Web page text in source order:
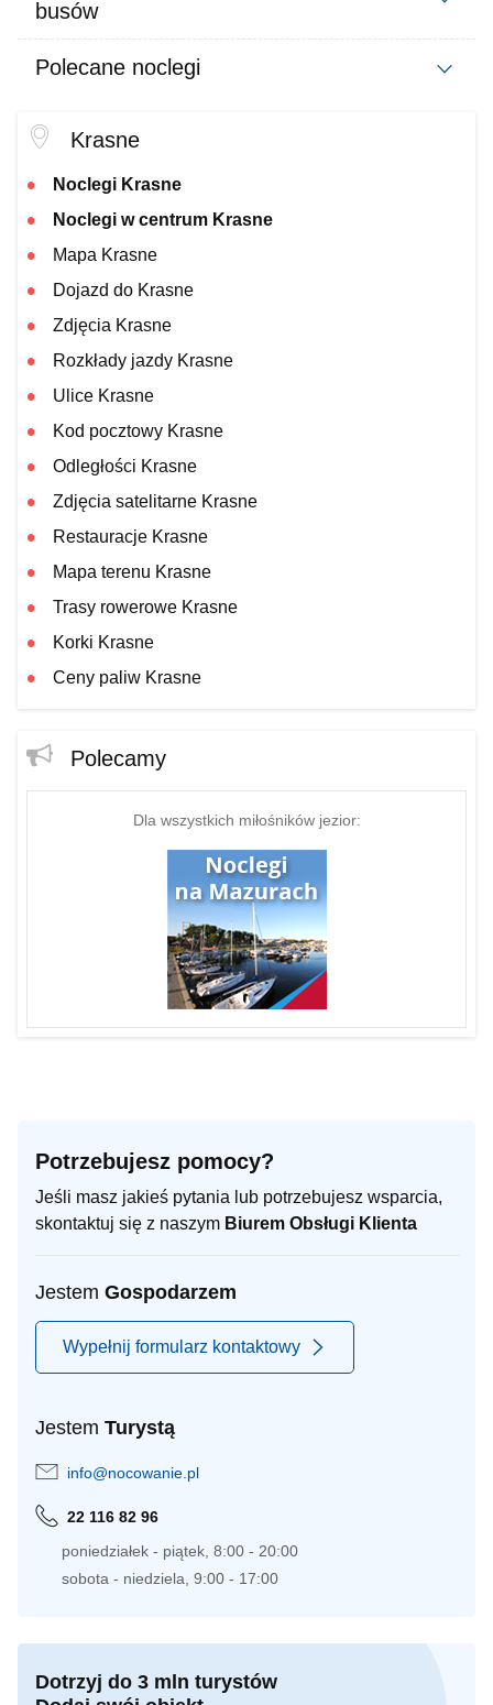
busów
Polecane noclegi
Krasne
Noclegi Krasne
Noclegi w centrum Krasne
Mapa Krasne
Dojazd do Krasne
Zdjęcia Krasne
Rozkłady jazdy Krasne
Ulice Krasne
Kod pocztowy Krasne
Odległości Krasne
Zdjęcia satelitarne Krasne
Restauracje Krasne
Mapa terenu Krasne
Trasy rowerowe Krasne
Korki Krasne
Ceny paliw Krasne
Polecamy
Dla wszystkich miłośników jezior:
Potrzebujesz pomocy?
Jeśli masz jakieś pytania lub potrzebujesz wsparcia,
skontaktuj się z naszym Biurem Obsługi Klienta
Jestem Gospodarzem
Wypełnij formularz kontaktowy
Jestem Turystą
info@nocowanie.pl
22 116 82 96
poniedziałek - piątek, 8:00 - 20:00
sobota - niedziela, 9:00 - 17:00
Dotrzyj do 3 mln turystów